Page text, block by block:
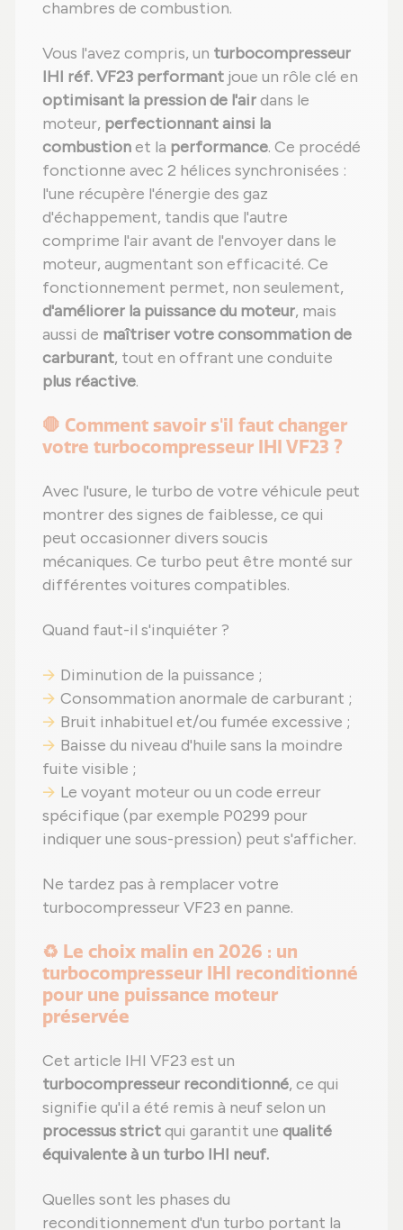
chambres de combustion.
Vous l'avez compris, un turbocompresseur
IHI réf. VF23 performant joue un rôle clé en
optimisant la pression de l'airdans le
moteur, perfectionnant ainsi la
combustionet la performance. Ce procédé
fonctionne avec 2 hélices synchronisées :
l'une récupère l'énergie des gaz
d'échappement, tandis que l'autre
comprime l'air avant de l'envoyer dans le
moteur, augmentant son efficacité. Ce
fonctionnement permet, non seulement,
d'améliorer la puissance du moteur, mais
aussi de maîtriser votre consommation de
carburant, tout en offrant une conduite
plus réactive.
🛑 Comment savoir s'il faut changer
votre turbocompresseur IHI VF23 ?
Avec l'usure, le turbo de votre véhicule peut
montrer des signes de faiblesse, ce qui
peut occasionner divers soucis
mécaniques. Ce turbo peut être monté sur
différentes voitures compatibles.
Quand faut-il s'inquiéter ?
Diminution de la puissance ;
Consommation anormale de carburant ;
Bruit inhabituel et/ou fumée excessive ;
Baisse du niveau d'huile sans la moindre
fuite visible ;
Le voyant moteur ou un code erreur
spécifique (par exemple P0299 pour
indiquer une sous-pression) peut s'afficher.
Ne tardez pas à remplacer votre
turbocompresseur VF23 en panne.
♻️ Le choix malin en 2026 : un
turbocompresseur IHI reconditionné
pour une puissance moteur
préservée
Cet article IHI VF23 est un
turbocompresseur reconditionné, ce qui
signifie qu'il a été remis à neuf selon un
processus strictqui garantit une qualité
équivalente à un turbo IHI neuf.
Quelles sont les phases du
reconditionnement d'un turbo portant la